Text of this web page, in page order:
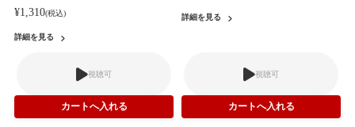
¥1,310(税込)
詳細を見る
視聴可
詳細を見る
視聴可